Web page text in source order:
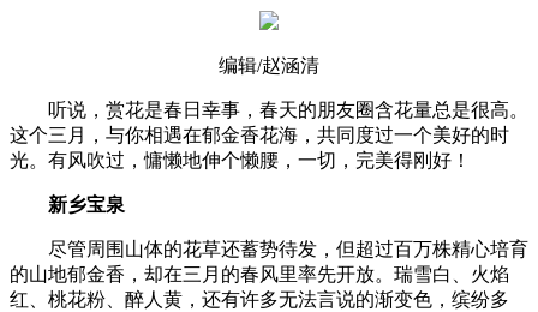
编辑/赵涵清
听说，赏花是春日幸事，春天的朋友圈含花量总是很高。
这个三月，与你相遇在郁金香花海，共同度过一个美好的时
光。有风吹过，慵懒地伸个懒腰，一切，完美得刚好！
新乡宝泉
尽管周围山体的花草还蓄势待发，但超过百万株精心培育
的山地郁金香，却在三月的春风里率先开放。瑞雪白、火焰
红、桃花粉、醉人黄，还有许多无法言说的渐变色，缤纷多